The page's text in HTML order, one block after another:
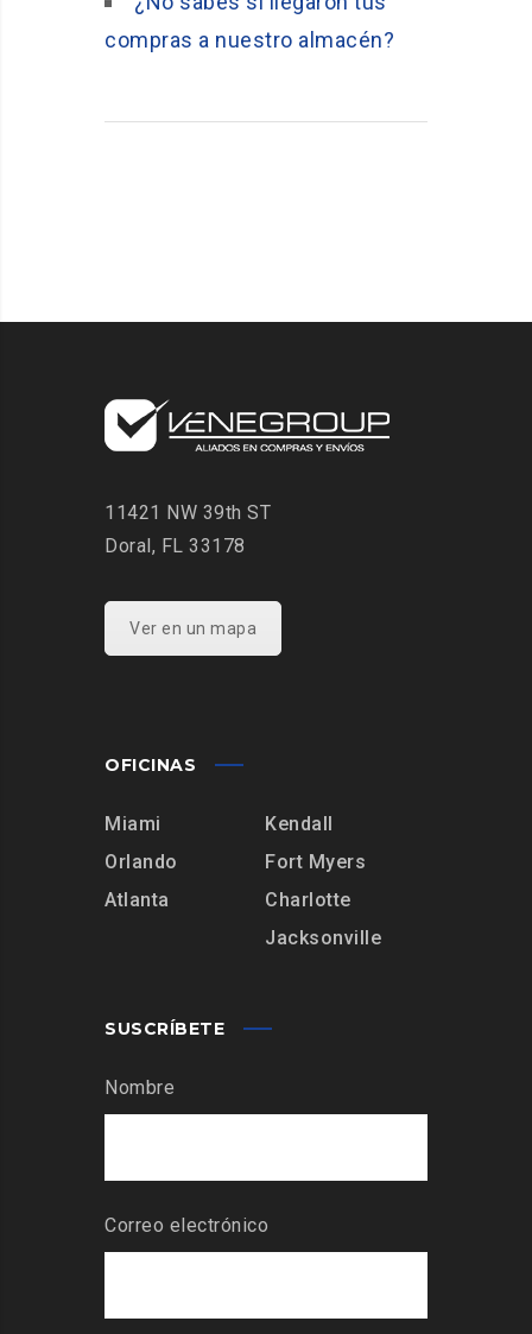
compras a nuestro almacén?
11421 NW 39th ST
Doral, FL 33178
Ver en un mapa
OFICINAS
Miami
Orlando
Atlanta
Kendall
Fort Myers
Charlotte
Jacksonville
SUSCRÍBETE
Nombre
Correo electrónico